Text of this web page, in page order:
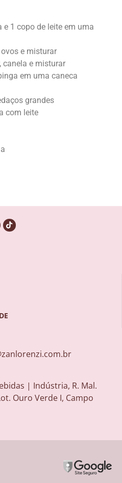
1 copo de leite em uma
e misturar
canela e misturar
em uma caneca
grandes
com leite
| Indústria, R. Mal.
Ouro Verde I, Campo